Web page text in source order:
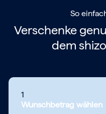
So
Verschenke
dem
1
Wunschbetrag wählen